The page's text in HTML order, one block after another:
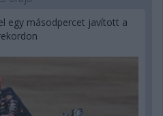
egy másodpercet javított a